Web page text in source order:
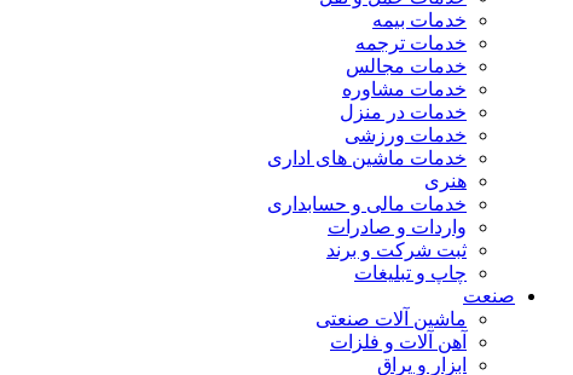
خدمات بیمه
خدمات ترجمه
خدمات مجالس
خدمات مشاوره
خدمات در منزل
خدمات ورزشی
خدمات ماشین های اداری
هنری
خدمات مالی و حسابداری
واردات و صادرات
ثبت شرکت و برند
چاپ و تبلیغات
صنعت
ماشین آلات صنعتی
آهن آلات و فلزات
ابزار و یراق